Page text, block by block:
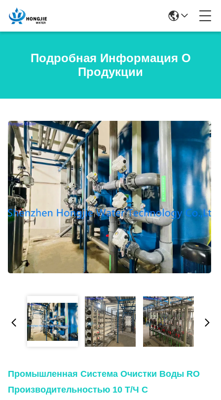
Подробная Информация О
Продукции
Промышленная Система Очистки Воды RO
Производительностью 10 Т/ч С